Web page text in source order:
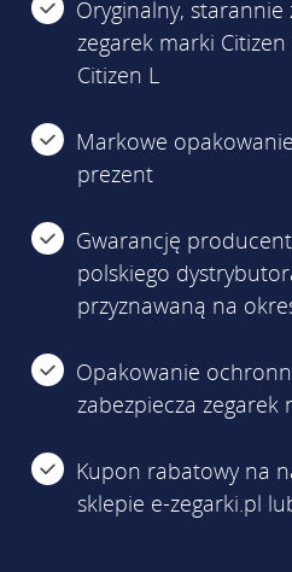
Oryginalny, starannie
zegarek marki
Citizen L
Markowe
prezent
Gwarancję
polskiego
przyznawaną na
Opakowanie
zabezpiecza zegarek
Kupon rabatowy na
sklepie e-zegarki.pl